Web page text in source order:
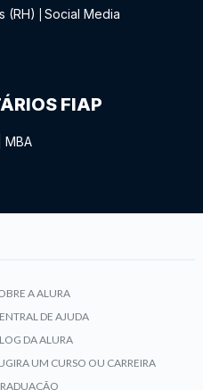
(RH)
Social Media
FIAP
MBA
A ALURA
DE AJUDA
DA ALURA
UM CURSO OU CARREIRA